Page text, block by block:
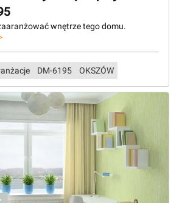
wnętrze tego domu.
DM-6195 OKSZÓW